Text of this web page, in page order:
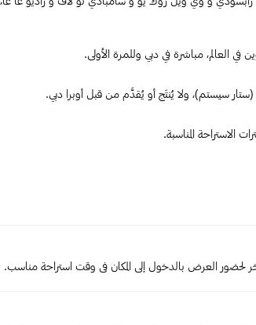
مباشرة في دبي وللمرة الأولى.
سيستم)، ولا يُنتَج أو يُقدَّم من قبل أوبرا دبي.
الاستراحة المناسبة.
العرض بالدخول إلى المكان في وقت استراحة مناسب.